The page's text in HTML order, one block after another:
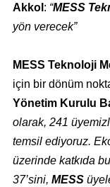
Akkol : “MESS
yön verecek”
MESS Teknoloji
için bir dönüm
Yönetim Kurulu
olarak, 241
temsil ediyoruz.
üzerinde katkıda
37’sini, MESS